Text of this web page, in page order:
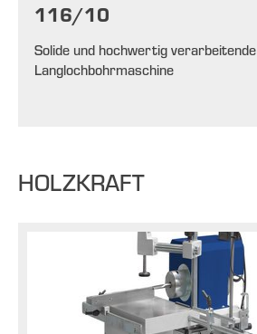
116/10
Solide und hochwertig verarbeitende
Langlochbohrmaschine
HOLZKRAFT